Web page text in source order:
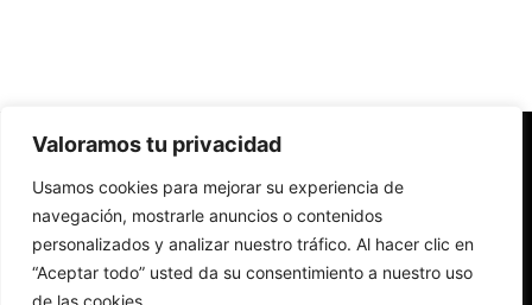
Valoramos tu privacidad
Usamos cookies para mejorar su experiencia de
navegación, mostrarle anuncios o contenidos
personalizados y analizar nuestro tráfico. Al hacer clic en
“Aceptar todo” usted da su consentimiento a nuestro uso
de las cookies.
Redes Cristianas
Una mirada alternativa sobre la Iglesia católica y la sociedad
- Colectivos de Redes Cristianas